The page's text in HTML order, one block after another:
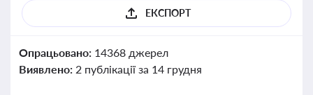
ЕКСПОРТ
Опрацьовано: 14368 джерел
Виявлено: 2 публікації за 14 грудня